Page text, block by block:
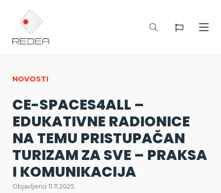
NOVOSTI
CE-SPACES4ALL –
EDUKATIVNE RADIONICE
NA TEMU PRISTUPAČAN
TURIZAM ZA SVE – PRAKSA
I KOMUNIKACIJA
Objavljeno 11.11.2025